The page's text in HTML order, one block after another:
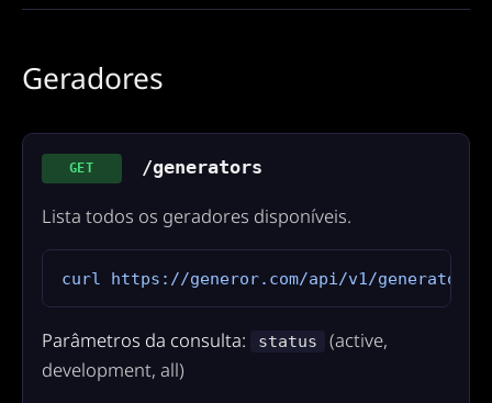
Geradores
GET /generators
Lista todos os geradores disponíveis.
curl https://generor.com/api/v1/generators
Parâmetros da consulta: status
(active,
development, all)